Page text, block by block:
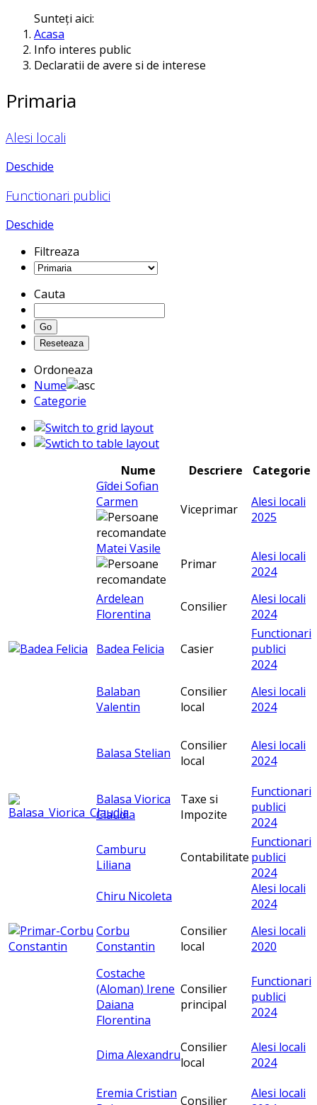
Sunteți aici:
Acasa
Info interes public
Declaratii de avere si de interese
Primaria
Alesi locali
Deschide
Functionari publici
Deschide
Filtreaza
Cauta
Ordoneaza
Nume
Categorie
Nume Descriere
Categorie
Gîdei Sofian
Carmen
Viceprimar
Alesi locali
2025
Matei Vasile
Primar
Alesi locali
2024
Ardelean
Florentina
Consilier
Alesi locali
2024
Badea Felicia Casier
Functionari
publici
2024
Balaban
Valentin
Consilier
local
Alesi locali
2024
Balasa Stelian
Consilier
local
Alesi locali
2024
Balasa Viorica
Claudia
Taxe si
Impozite
Functionari
publici
2024
Camburu
Liliana
Contabilitate
Functionari
publici
2024
Chiru Nicoleta
Alesi locali
2024
Corbu
Constantin
Consilier
local
Alesi locali
2020
Costache
(Aloman) Irene
Daiana
Florentina
Consilier
principal
Functionari
publici
2024
Dima AlexandruConsilier
local
Alesi locali
2024
Eremia Cristian Consilier
Alesi locali